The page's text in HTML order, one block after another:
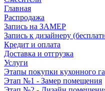
Главная
Распродажа
Запись на ЗАМЕР
Запись к дизайнеру
Кредит и оплата
Доставка и отгрузка
Услуги
Этапы покупки кухонного
Этап №1 - Замер помещения